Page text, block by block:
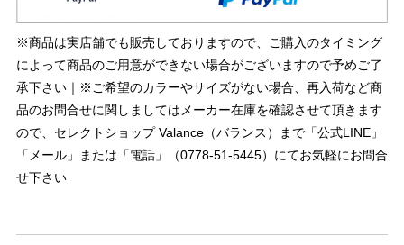
※商品は実店舗でも販売しておりますので、ご購入のタイミング
によって商品のご用意ができない場合がございますので予めご了
承下さい｜※ご希望のカラーやサイズがない場合、再入荷など商
品のお問合せに関しましてはメーカー在庫を確認させて頂きます
ので、セレクトショップ Valance（バランス）まで「公式LINE」
「メール」または「電話」（0778-51-5445）にてお気軽にお問合
せ下さい